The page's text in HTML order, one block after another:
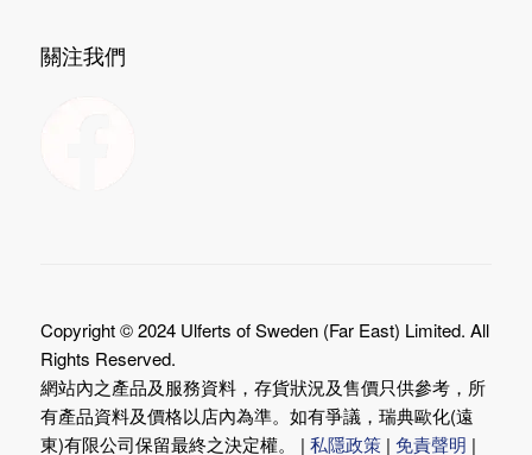
關注我們
Copyright © 2024 Ulferts of Sweden (Far East) Limited. All
Rights Reserved.
網站內之產品及服務資料，存貨狀況及售價只供參考，所
有產品資料及價格以店內為準。如有爭議，瑞典歐化(遠
東)有限公司保留最終之決定權。 | 私隱政策| 免責聲明 |